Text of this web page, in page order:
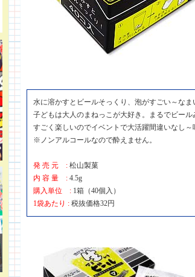
水に溶かすとビールそっくり、泡がすごい～なま
子どもは大人のまねっこが大好き。まるでビー
すごく楽しいのでイベントで大活躍間違いなし
※ノンアルコールなので酔えません。
発 売 元 : 松山製菓
内 容 量 : 4.5g
購入単位 : 1箱（40個入）
1袋あたり : 税抜価格32円